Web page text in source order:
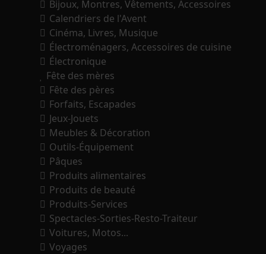
Bijoux, Montres, Vêtements, Accessoires
Calendriers de l'Avent
Cinéma, Livres, Musique
Électroménagers, Accessoires de cuisine
Électronique
Fête des mères
Fête des pères
Forfaits, Escapades
Jeux-Jouets
Meubles & Décoration
Outils-Équipement
Pâques
Produits alimentaires
Produits de beauté
Produits-Services
Spectacles-Sorties-Resto-Traiteur
Voitures, Motos...
Voyages